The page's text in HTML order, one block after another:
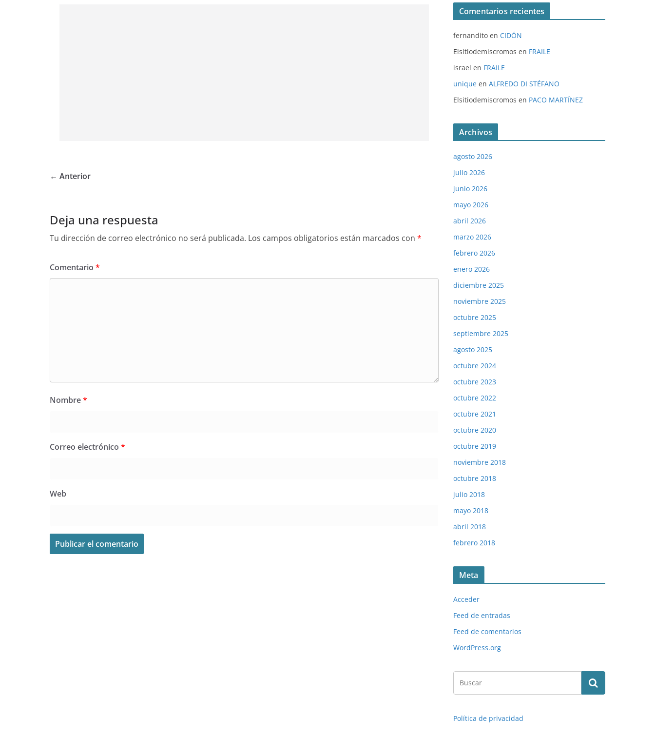
← Anterior
Deja una respuesta
Tu dirección de correo electrónico no será publicada. Los campos obligatorios están marcados con *
Comentario *
Nombre*
Correo electrónico *
Web
Comentarios recientes
fernandito en CIDÓN
Elsitiodemiscromos en FRAILE
israel en FRAILE
unique en ALFREDO DI STÉFANO
Elsitiodemiscromos en PACO MARTÍNEZ
Archivos
agosto 2026
julio 2026
junio 2026
mayo 2026
abril 2026
marzo 2026
febrero 2026
enero 2026
diciembre 2025
noviembre 2025
octubre 2025
septiembre 2025
agosto 2025
octubre 2024
octubre 2023
octubre 2022
octubre 2021
octubre 2020
octubre 2019
noviembre 2018
octubre 2018
julio 2018
mayo 2018
abril 2018
febrero 2018
Meta
Acceder
Feed de entradas
Feed de comentarios
WordPress.org
Política de privacidad